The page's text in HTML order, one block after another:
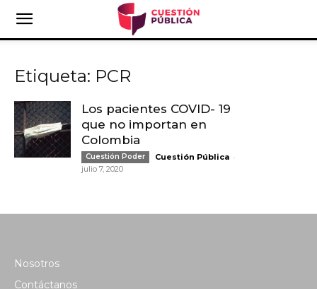
Etiqueta: PCR
Los pacientes COVID- 19
que no importan en
Colombia
Cuestión Poder Cuestión Pública -
julio 7, 2020
Nosotros
Contáctanos